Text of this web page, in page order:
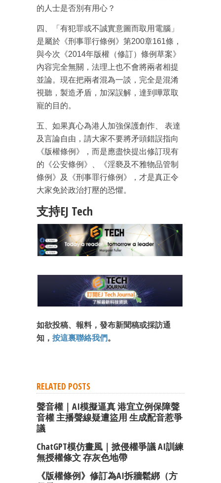
的人士是否別有用心？
四、「有犯罪或不誠實意圖而取用電腦」
是屬於《刑事罪行條例》第200章161條，
與今次《2014年版權（修訂）條例草案》
內容完全無關，法理上也不會將兩者相提
並論。現在把兩者混為一談，完全是混淆
視聽，製造矛盾，加深誤解，達到嘩眾取
寵的目的。
五、如果真心為港人加強保護創作、 表達
及言論自由，請大家不要將矛頭錯誤指向
《版權條例》，而是應盡快提出修訂現有
的《公安條例》、《淫褻及不雅物品管制
條例》及《刑事罪行條例》，才是真正令
大家免於政治打壓的恐懼。
支持EJ Tech
如欲投稿、報料，發布新聞稿或採訪通
知， 按這裏聯絡我們。
RELATED POSTS
聲音權｜AI模擬逼真 港宜立例保障聲
音權 主播聲線疑遭盜用 生成配音惹爭
議
ChatGPT模仿畫風｜掀侵權爭議 AI訓練
無授權條文 存灰色地帶
《版權條例》修訂為AI拆牆鬆綁（方